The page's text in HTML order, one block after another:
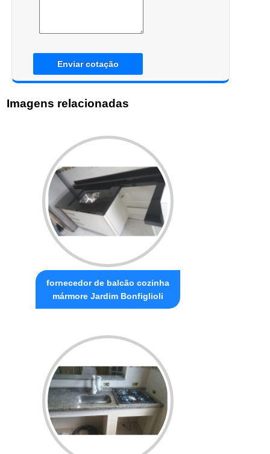
Enviar cotação
Imagens relacionadas
fornecedor de balcão cozinha
mármore Jardim Bonfiglioli